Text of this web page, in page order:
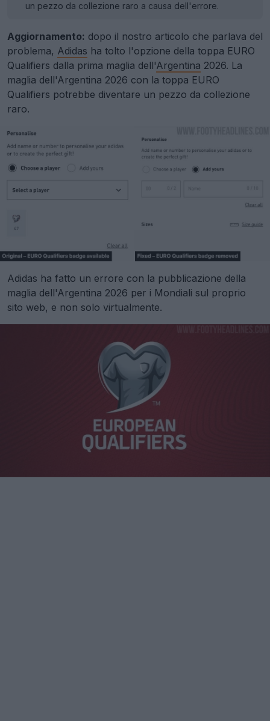
un pezzo da collezione raro a causa dell'errore.
Aggiornamento: dopo il nostro articolo che parlava del
problema, Adidas ha tolto l'opzione della toppa EURO
Qualifiers dalla prima maglia dell'Argentina 2026. La
maglia dell'Argentina 2026 con la toppa EURO
Qualifiers potrebbe diventare un pezzo da collezione
raro.
Adidas ha fatto un errore con la pubblicazione della
maglia dell'Argentina 2026 per i Mondiali sul proprio
sito web, e non solo virtualmente.